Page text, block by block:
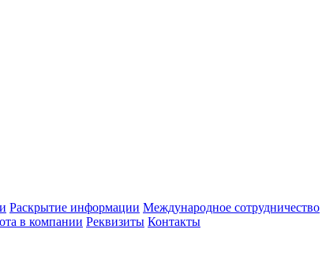
Раскрытие информации Международное сотрудничество
в компании Реквизиты Контакты